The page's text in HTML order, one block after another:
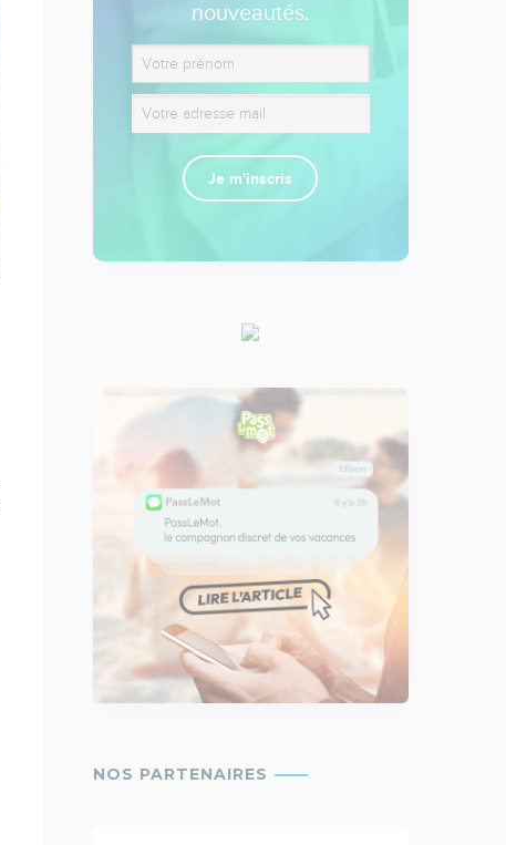
nouveautés.
Je m'inscris